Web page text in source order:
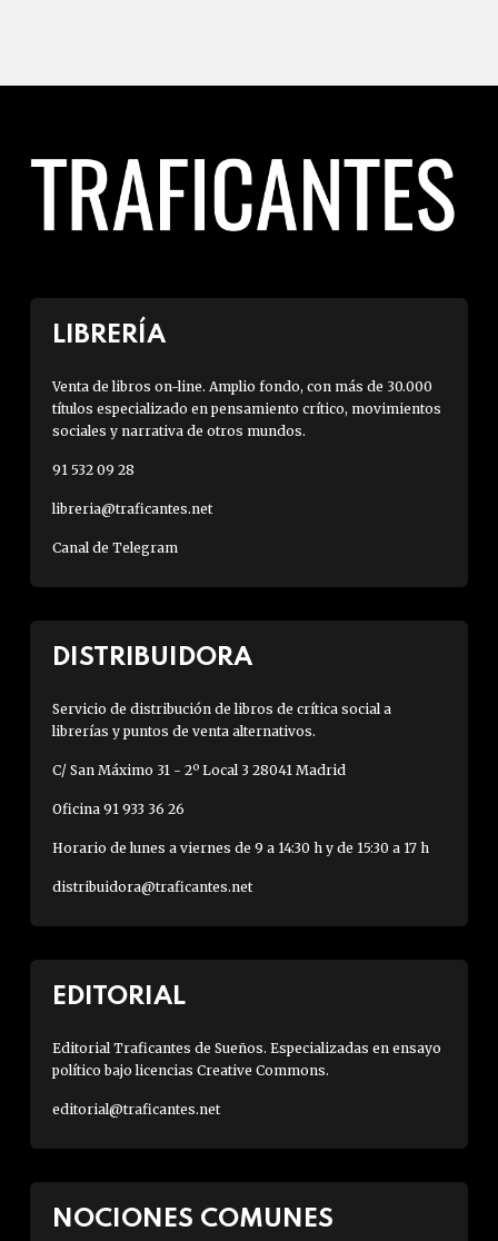
LIBRERÍA
Venta de libros on-line. Amplio fondo, con más de 30.000
títulos especializado en pensamiento crítico, movimientos
sociales y narrativa de otros mundos.
91 532 09 28
libreria@traficantes.net
Canal de Telegram
DISTRIBUIDORA
Servicio de distribución de libros de crítica social a
librerías y puntos de venta alternativos.
C/ San Máximo 31 - 2º Local 3 28041 Madrid
Oficina 91 933 36 26
Horario de lunes a viernes de 9 a 14:30 h y de 15:30 a 17 h
distribuidora@traficantes.net
EDITORIAL
Editorial Traficantes de Sueños. Especializadas en ensayo
político bajo licencias Creative Commons.
editorial@traficantes.net
NOCIONES COMUNES